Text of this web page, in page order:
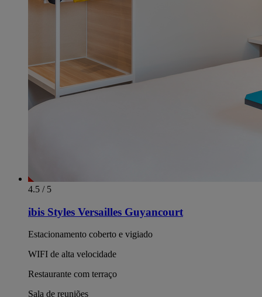
4.5 / 5
ibis Styles Versailles Guyancourt
Estacionamento coberto e vigiado
WIFI de alta velocidade
Restaurante com terraço
Sala de reuniões